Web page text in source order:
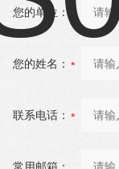
您的单位：
您的姓名：
联系电话：